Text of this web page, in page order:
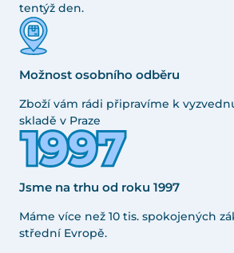
tentýž den.
Možnost osobního odběru
Zboží vám rádi připravíme k
skladě v Praze
Jsme na trhu od roku 1997
Máme více než 10 tis. spokojených
střední Evropě.